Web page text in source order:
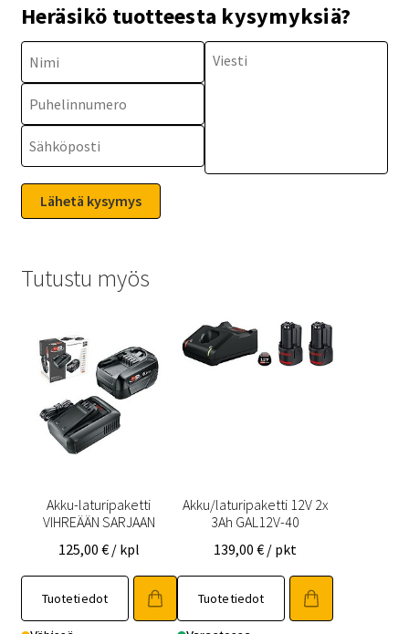
Heräsikö tuotteesta kysymyksiä?
Tutustu myös
Akku-laturipaketti
VIHREÄÄN SARJAAN
125,00 € / kpl
Tuotetiedot
Akku/laturipaketti 12V 2x
3Ah GAL12V-40
139,00€ / pkt
Tuotetiedot